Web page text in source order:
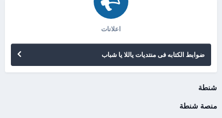
اعلانات
ضوابط الكتابه فى منتديات ياللا يا شباب
شنطة
منصة شنطة